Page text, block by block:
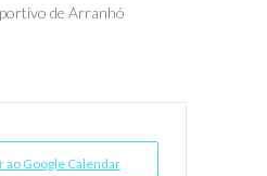
de Arranhó
ao Google Calendar